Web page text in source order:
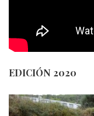
EDICIÓN 2020